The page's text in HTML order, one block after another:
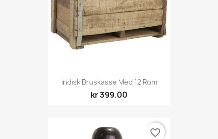
Indisk Bruskasse Med 12 Rom
kr 399.00
favorite_border